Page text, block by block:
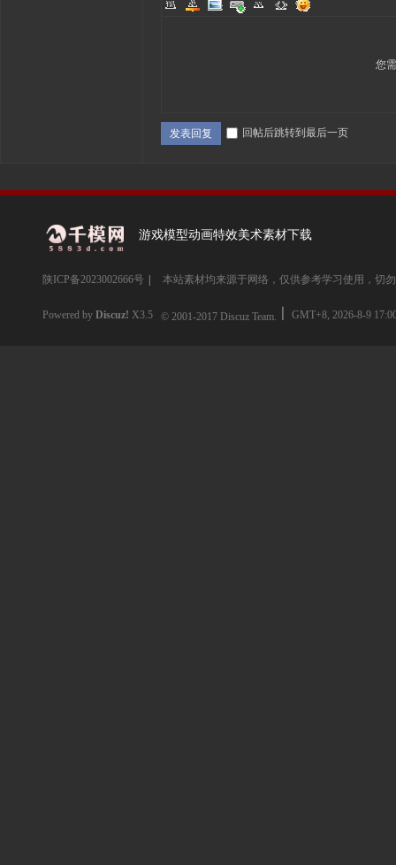
您
发表回复 回帖后跳转到最后一页
游戏模型动画特效美术素材下载
陕ICP备2023002666号 本站素材均来源于网络，仅供参考学习使用，切
Powered by Discuz! X3.5 © 2001-2017 Discuz Team. GMT+8, 2026-8-9